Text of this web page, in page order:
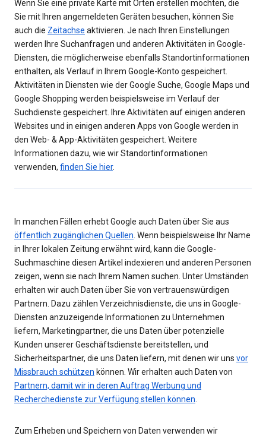
Wenn Sie eine private Karte mit Orten erstellen möchten, die
Sie mit Ihren angemeldeten Geräten besuchen, können Sie
auch die Zeitachse aktivieren. Je nach Ihren Einstellungen
werden Ihre Suchanfragen und anderen Aktivitäten in Google-
Diensten, die möglicherweise ebenfalls Standortinformationen
enthalten, als Verlauf in Ihrem Google-Konto gespeichert.
Aktivitäten in Diensten wie der Google Suche, Google Maps und
Google Shopping werden beispielsweise im Verlauf der
Suchdienste gespeichert. Ihre Aktivitäten auf einigen anderen
Websites und in einigen anderen Apps von Google werden in
den Web- & App-Aktivitäten gespeichert. Weitere
Informationen dazu, wie wir Standortinformationen
verwenden, finden Sie hier.
In manchen Fällen erhebt Google auch Daten über Sie aus
öffentlich zugänglichen Quellen . Wenn beispielsweise Ihr Name
in Ihrer lokalen Zeitung erwähnt wird, kann die Google-
Suchmaschine diesen Artikel indexieren und anderen Personen
zeigen, wenn sie nach Ihrem Namen suchen. Unter Umständen
erhalten wir auch Daten über Sie von vertrauenswürdigen
Partnern. Dazu zählen Verzeichnisdienste, die uns in Google-
Diensten anzuzeigende Informationen zu Unternehmen
liefern, Marketingpartner, die uns Daten über potenzielle
Kunden unserer Geschäftsdienste bereitstellen, und
Sicherheitspartner, die uns Daten liefern, mit denen wir uns vor
Missbrauch schützen können. Wir erhalten auch Daten von
Partnern, damit wir in deren Auftrag Werbung und
Recherchedienste zur Verfügung stellen können
Zum Erheben und Speichern von Daten verwenden wir